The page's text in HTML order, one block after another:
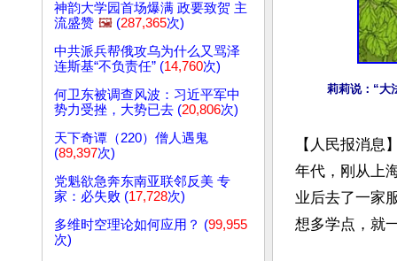
神韵大学园首场爆满 政要致贺 主
流盛赞 🖼️ (287,365次)
中共派兵帮俄攻乌为什么又骂泽
连斯基“不负责任” (14,760次)
何卫东被调查风波：习近平军中
势力受挫，大势已去 (20,806次)
天下奇谭（220）僧人遇鬼
(89,397次)
党魁欲急奔东南亚联邻反美 专
家：必失败 (17,728次)
多维时空理论如何应用？ (99,955
次)
莉莉说：“大
【人民报消息
年代，刚从上
业后去了一家
想多学点，就